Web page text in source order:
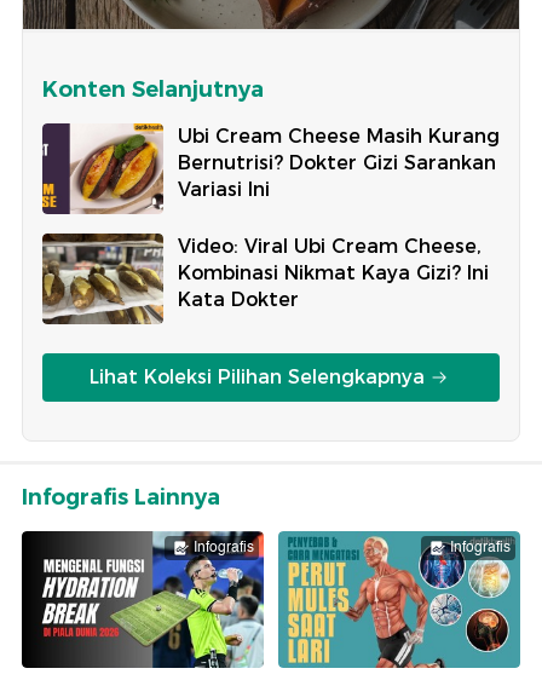
Konten Selanjutnya
Ubi Cream Cheese Masih Kurang
Bernutrisi? Dokter Gizi Sarankan
Variasi Ini
Video: Viral Ubi Cream Cheese,
Kombinasi Nikmat Kaya Gizi? Ini
Kata Dokter
Lihat Koleksi Pilihan Selengkapnya
Infografis Lainnya
Infografis Infografis